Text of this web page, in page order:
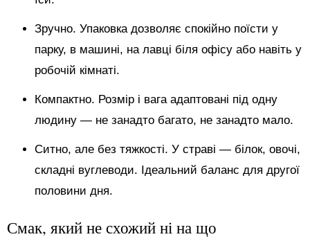
Зручно. Упаковка дозволяє спокійно поїсти у
парку, в машині, на лавці біля офісу або навіть у
робочій кімнаті.
Компактно. Розмір і вага адаптовані під одну
людину — не занадто багато, не занадто мало.
Ситно, але без тяжкості. У страві — білок, овочі,
складні вуглеводи. Ідеальний баланс для другої
половини дня.
Смак, який не схожий ні на що